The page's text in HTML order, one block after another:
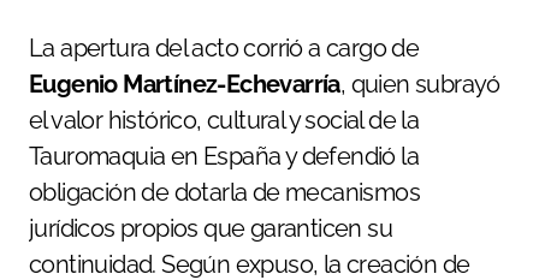
La apertura del acto corrió a cargo de
Eugenio Martínez-Echevarría, quien subrayó
el valor histórico, cultural y social de la
Tauromaquia en España y defendió la
obligación de dotarla de mecanismos
jurídicos propios que garanticen su
continuidad. Según expuso, la creación de